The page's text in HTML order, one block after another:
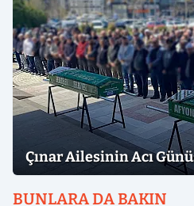
Çınar Ailesinin Acı
BUNLARA DA BAKIN